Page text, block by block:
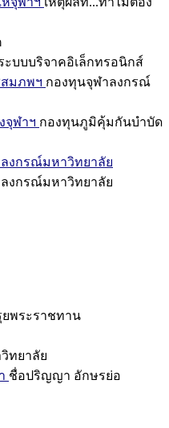
ะบบบริจาคอิเล็กทรอนิกส์
มภพฯ กองทุนจุฬาลงกรณ์
จุฬาฯ กองทุนภูมิคุ้มกันบำบัด
ลงกรณ์มหาวิทยาลัย
ลงกรณ์มหาวิทยาลัย
ยพระราชทาน
ทยาลัย
ชื่อปริญญา อักษรย่อ